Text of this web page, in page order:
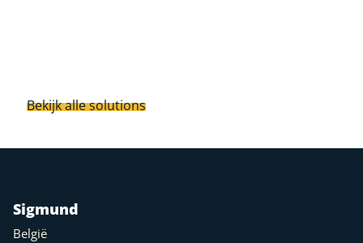
Bekijk alle solutions
Sigmund
België